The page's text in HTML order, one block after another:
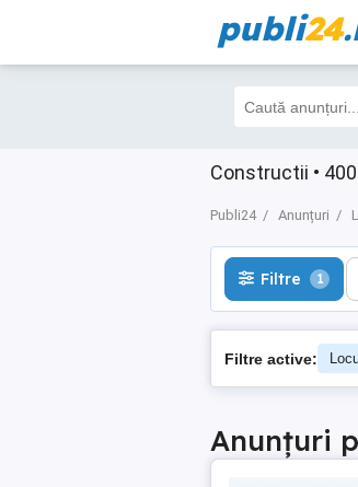
publi24
Constructii •
Publi24 Anunțuri
Filtre 1
Filtre 1
Filtre active:
Anunțuri